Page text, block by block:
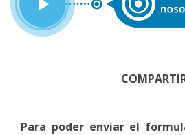
Para poder enviar el